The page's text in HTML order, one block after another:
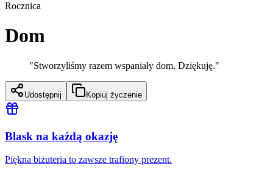
Rocznica
Dom
"Stworzyliśmy razem wspaniały dom. Dziękuję."
Udostępnij Kopiuj życzenie
Blask na każdą okazję
Piękna biżuteria to zawsze trafiony prezent.